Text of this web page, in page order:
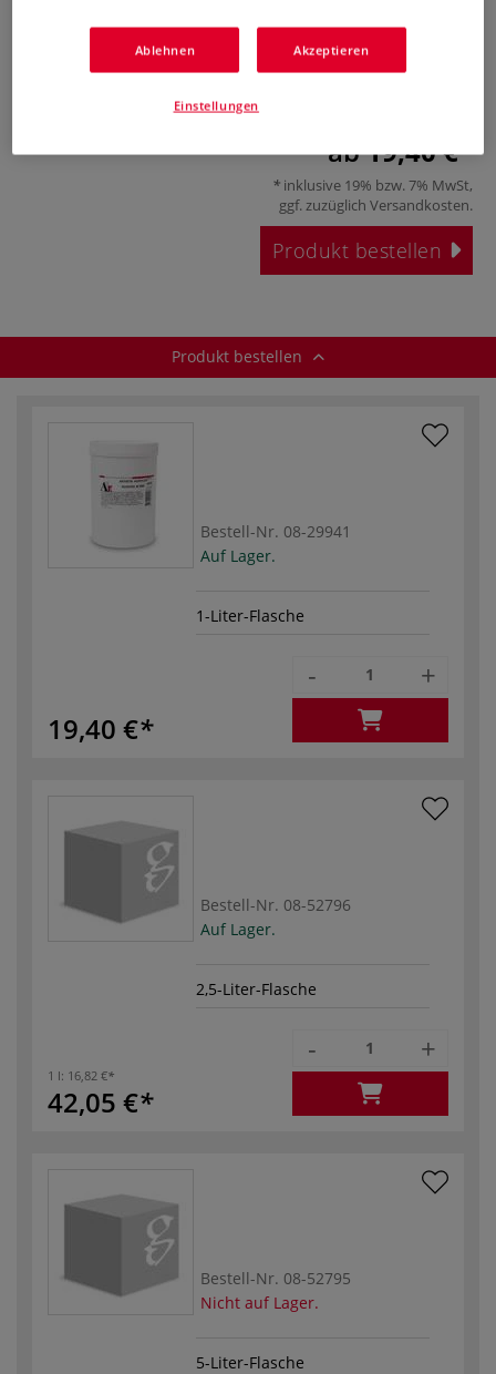
poröse Untergründe. Sie ist schnell trocknen, matt und
bildet nach dem trocknen eine frostfeste Oberfläche.
ab19,40 €
inklusive 19% bzw. 7% MwSt,
ggf. zuzüglich Versandkosten.
Produkt bestellen
Produkt bestellen
Bestell-Nr. 08-29941
Auf Lager.
1-Liter-Flasche
19,40 €
- +
Bestell-Nr. 08-52796
Auf Lager.
2,5-Liter-Flasche
1 l: 16,82 €
42,05 €
- +
Bestell-Nr. 08-52795
Nicht auf Lager.
5-Liter-Flasche
Ablehnen Akzeptieren
Einstellungen